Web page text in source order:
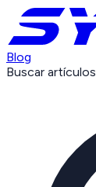
Blog
Buscar artículos